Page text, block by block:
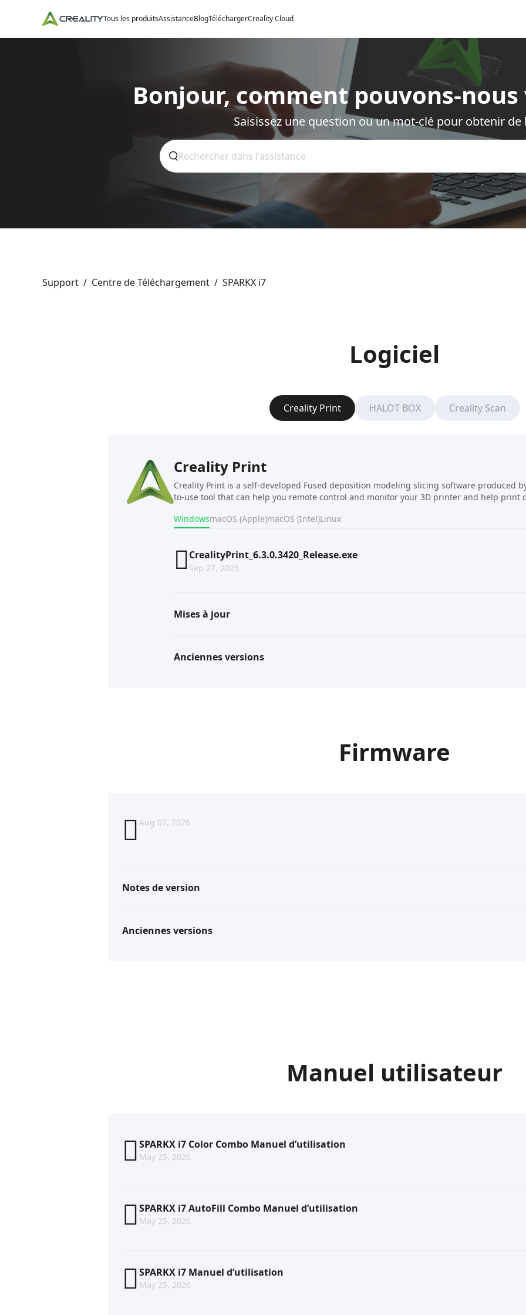
Tous les produitsAssistanceBlogTéléchargerCreality Cloud
Bonjour, comment pouvons-nous
Saisissez une question ou un mot-clé pour obtenir de
Support / Centre de Téléchargement / SPARKX i7
Logiciel
Creality Print HALOT BOX Creality Scan
Creality Print
Creality Print is a self-developed Fused deposition modeling slicing software produced
to-use tool that can help you remote control and monitor your 3D printer and help print
WindowsmacOS (Apple)macOS (Intel)Linux
CrealityPrint_6.3.0.3420_Release.exe
Sep 27, 2025
Mises à jour
Anciennes versions
Firmware
Aug 07, 2026
Notes de version
Anciennes versions
Manuel utilisateur
SPARKX i7 Color Combo Manuel d’utilisation
May 25, 2026
SPARKX i7 AutoFill Combo Manuel d’utilisation
May 25, 2026
SPARKX i7 Manuel d’utilisation
May 25, 2026